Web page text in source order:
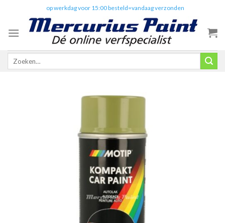
content
op werkdag voor 15:00 besteld=vandaag verzonden
Zoeken